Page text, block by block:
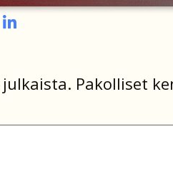
Pakolliset